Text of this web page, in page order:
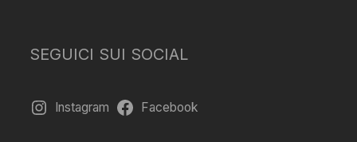
SEGUICI SUI SOCIAL
Instagram Facebook